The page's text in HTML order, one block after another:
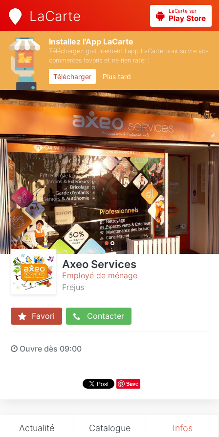
LaCarte LaCarte sur
Play Store
Installez l'App LaCarte
Téléchargez gratuitement l'app LaCarte pour suivre vos
commerces favoris et ne rien rater !
Télécharger Plus tard
Axeo Services
Employé de ménage
Fréjus
Favori Contacter
Ouvre dès 09:00
Save
Actualité Catalogue Infos